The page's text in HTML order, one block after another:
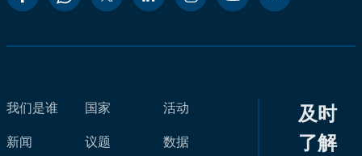
我们是谁
新闻
国家
议题
活动
数据
及时
了解